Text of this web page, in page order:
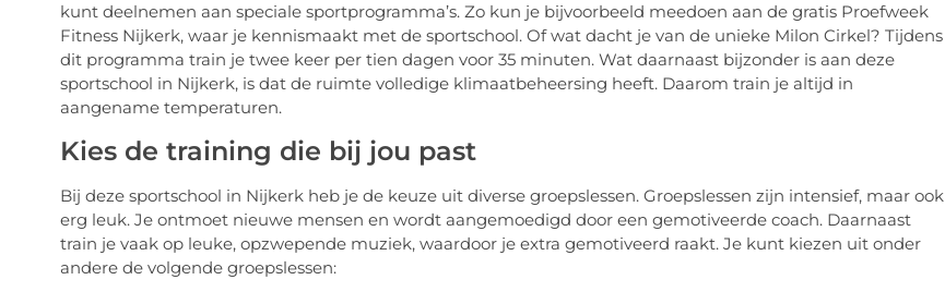
kunt deelnemen aan speciale sportprogramma’s. Zo kun je bijvoorbeeld meedoen aan de gratis Proefweek
Fitness Nijkerk, waar je kennismaakt met de sportschool. Of wat dacht je van de unieke Milon Cirkel? Tijdens
dit programma train je twee keer per tien dagen voor 35 minuten. Wat daarnaast bijzonder is aan deze
sportschool in Nijkerk, is dat de ruimte volledige klimaatbeheersing heeft. Daarom train je altijd in
aangename temperaturen.
Kies de training die bij jou past
Bij deze sportschool in Nijkerk heb je de keuze uit diverse groepslessen. Groepslessen zijn intensief, maar ook
erg leuk. Je ontmoet nieuwe mensen en wordt aangemoedigd door een gemotiveerde coach. Daarnaast
train je vaak op leuke, opzwepende muziek, waardoor je extra gemotiveerd raakt. Je kunt kiezen uit onder
andere de volgende groepslessen: